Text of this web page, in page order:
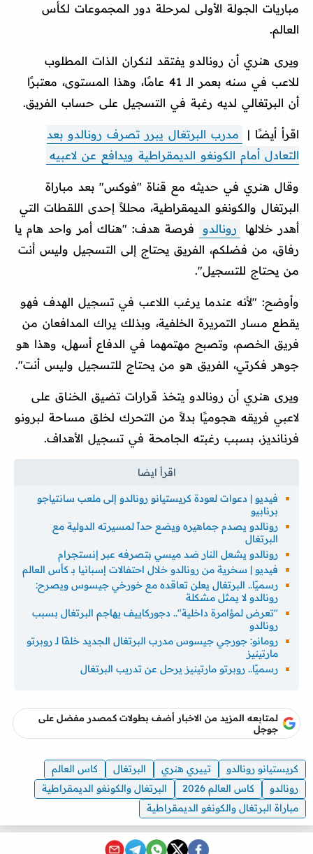
مباريات الجولة الأولى لمرحلة دور المجموعات لكأس
العالم.
ويرى هنري أن رونالدو يفتقد لنكران الذات المطلوب
للاعب في سنه بعمر الـ 41 عامًا، وهذا المستوى، معتبرًا
أن البرتغالي لديه رغبة في التسجيل على حساب الفريق.
اقرأ أيضًا |
مدرب البرتغال يبرر تصرف رونالدو بعد
التعادل أمام الكونغو الديمقراطية ويدافع عن لاعبيه
وقال هنري في حديثه مع قناة "فوكس" بعد مباراة
البرتغال والكونغو الديمقراطية، محللاً إحدى اللقطات التي
أهدر خلالها
رونالدو
فرصة هدف: "هناك أمر واحد هام يا
رفاق، من فضلكم، الفريق يحتاج إلى التسجيل وليس أنت
من يحتاج للتسجيل".
وأوضح: "لأنه عندما يرغب اللاعب في تسجيل الهدف فهو
يقطع مسار التمريرة الخلفية، وبذلك يراك المدافعان من
فريق الخصم، وتصبح مهتمهما في الدفاع أسهل، وهذا هو
جوهر فكرتي، الفريق هو من يحتاج للتسجيل وليس أنت".
ويرى هنري أن رونالدو يتخذ قرارات تضيق الخناق على
لاعبي فريقه هجوميًا بدلاً من التحرك لخلق مساحة لبرونو
فرنانديز، بسبب رغبته الجامحة في تسجيل الأهداف.
فيديو | دعوات لعودة كريستيانو رونالدو إلى ملعب سانتياجو
برنابيو
رونالدو يصدم جماهيره ويضع حداً لمسيرته الدولية مع
البرتغال
رونالدو يشعل النار ضد ميسي بتصرفه عبر إنستجرام
فيديو | سخرية من رونالدو خلال احتفالات إسبانيا بـ كأس العالم
رسميًا.. البرتغال يعلن تعاقده مع خورخي جيسوس ويصرح:
رونالدو لا يمثل مشكلة
"تعرض لمؤامرة داخلية".. دجوركاييف يهاجم البرتغال بسبب
رونالدو
رومانو: جورجي جيسوس مدرب البرتغال الجديد خلفًا لـ روبرتو
مارتينيز
رسميًا.. روبرتو مارتينيز يرحل عن تدريب البرتغال
لمتابعه المزيد من الاخبار أضف بطولات كمصدر مفضل على
جوجل
كريستيانو رونالدو تييري هنري البرتغال
كاس العالم
رونالدو
كاس العالم 2026
البرتغال والكونغو الديمقراطية
مباراة البرتغال والكونغو الديمقراطية